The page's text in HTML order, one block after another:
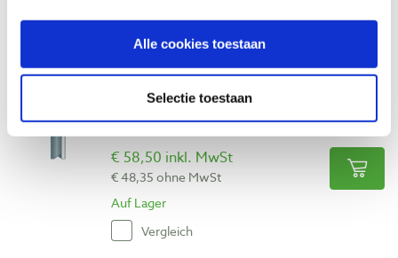
Alle cookies toestaan
Selectie toestaan
extra lang (schacht 8 mm)
Produktnummer: 1071544
€ 58,50 inkl. MwSt
€ 48,35 ohne MwSt
Auf Lager
Vergleich